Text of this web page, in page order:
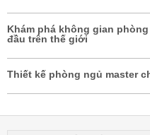
Khám phá không gian
đầu trên thế giới
Thiết kế phòng ngủ master